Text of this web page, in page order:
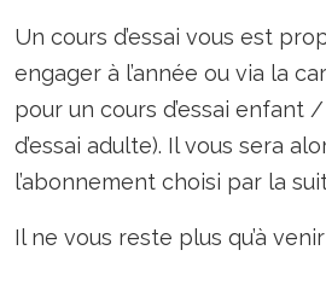
Un cours d’essai vous est
engager à l’année ou via la
pour un cours d’essai enfant
d’essai adulte). Il vous sera
l’abonnement choisi par la
Il ne vous reste plus qu’à